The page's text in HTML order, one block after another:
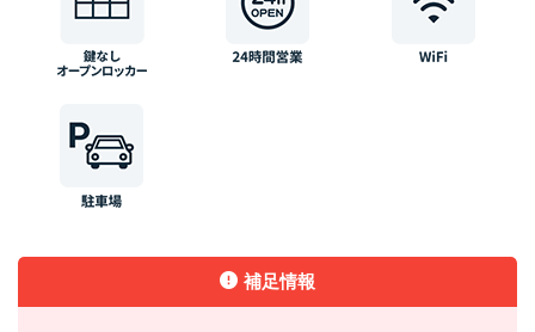
補足情報